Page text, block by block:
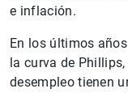
e inflación.
En los últimos
la curva de
desempleo tienen